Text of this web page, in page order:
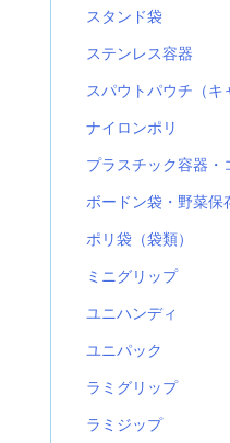
スタンド袋
ステンレス容器
スパウトパウチ（キ
ナイロンポリ
プラスチック容器・
ボードン袋・野菜保
ポリ袋（袋類）
ミニグリップ
ユニハンディ
ユニパック
ラミグリップ
ラミジップ